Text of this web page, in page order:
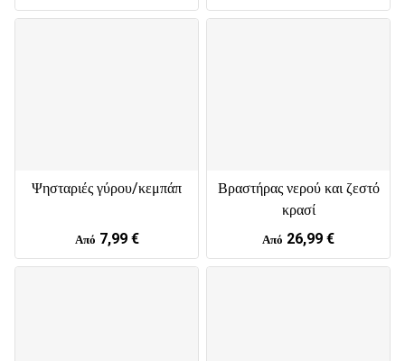
Ψησταριές γύρου/κεμπάπ
Από 7,99 €
Βραστήρας νερού και ζεστό
κρασί
Από 26,99 €